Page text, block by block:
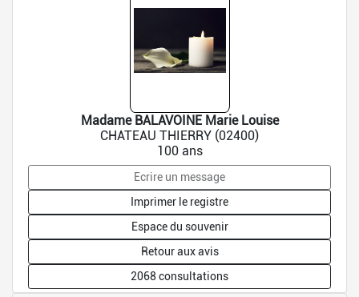
Madame BALAVOINE Marie Louise
CHATEAU THIERRY (02400)
100 ans
Ecrire un message
Imprimer le registre
Espace du souvenir
Retour aux avis
2068 consultations